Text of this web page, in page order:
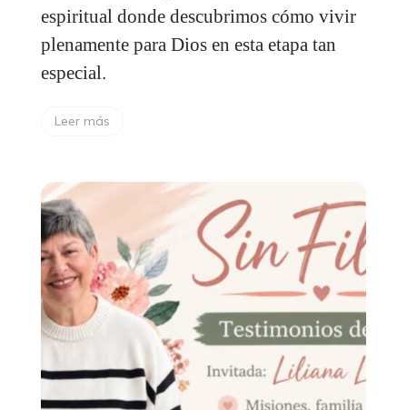
espiritual donde descubrimos cómo vivir
plenamente para Dios en esta etapa tan
especial.
Leer más